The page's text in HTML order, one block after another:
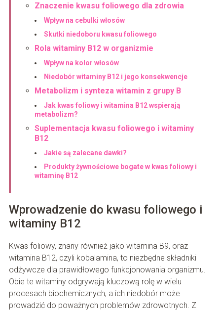
Znaczenie kwasu foliowego dla zdrowia
Wpływ na cebulki włosów
Skutki niedoboru kwasu foliowego
Rola witaminy B12 w organizmie
Wpływ na kolor włosów
Niedobór witaminy B12 i jego konsekwencje
Metabolizm i synteza witamin z grupy B
Jak kwas foliowy i witamina B12 wspierają
metabolizm?
Suplementacja kwasu foliowego i witaminy
B12
Jakie są zalecane dawki?
Produkty żywnościowe bogate w kwas foliowy i
witaminę B12
Wprowadzenie do kwasu foliowego i
witaminy B12
Kwas foliowy, znany również jako witamina B9, oraz
witamina B12, czyli kobalamina, to niezbędne składniki
odżywcze dla prawidłowego funkcjonowania organizmu.
Obie te witaminy odgrywają kluczową rolę w wielu
procesach biochemicznych, a ich niedobór może
prowadzić do poważnych problemów zdrowotnych. Z